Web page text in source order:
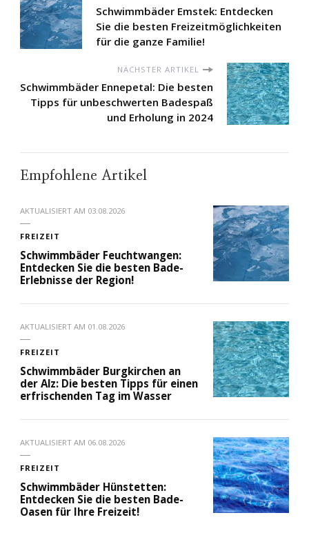
Schwimmbäder Emstek: Entdecken
Sie die besten Freizeitmöglichkeiten
für die ganze Familie!
NÄCHSTER ARTIKEL
Schwimmbäder Ennepetal: Die besten
Tipps für unbeschwerten Badespaß
und Erholung in 2024
Empfohlene Artikel
AKTUALISIERT AM 03.08.2026
FREIZEIT
Schwimmbäder Feuchtwangen:
Entdecken Sie die besten Bade-
Erlebnisse der Region!
AKTUALISIERT AM 01.08.2026
FREIZEIT
Schwimmbäder Burgkirchen an
der Alz: Die besten Tipps für einen
erfrischenden Tag im Wasser
AKTUALISIERT AM 06.08.2026
FREIZEIT
Schwimmbäder Hünstetten:
Entdecken Sie die besten Bade-
Oasen für Ihre Freizeit!